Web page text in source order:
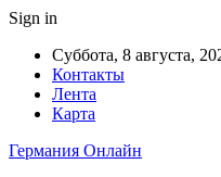
Sign in
Суббота, 8 августа,
Контакты
Лента
Карта
Германия Онлайн